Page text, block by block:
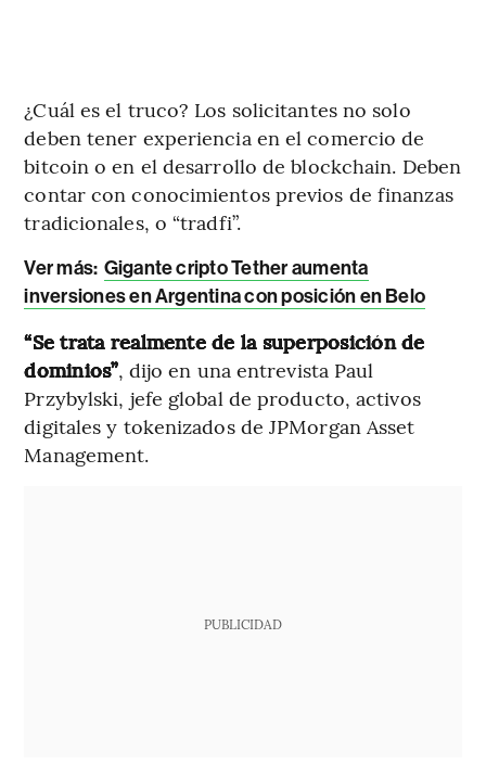
¿Cuál es el truco? Los solicitantes no solo
deben tener experiencia en el comercio de
bitcoin o en el desarrollo de blockchain. Deben
contar con conocimientos previos de finanzas
tradicionales, o “tradfi”.
Ver más: Gigante cripto Tether aumenta
inversiones en Argentina con posición en Belo
“Se trata realmente de la superposición de
dominios”, dijo en una entrevista Paul
Przybylski, jefe global de producto, activos
digitales y tokenizados de JPMorgan Asset
Management.
PUBLICIDAD